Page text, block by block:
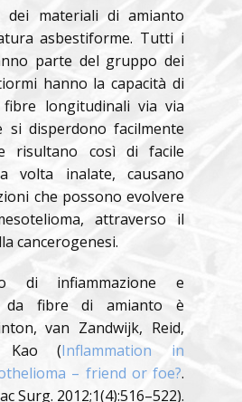
dei materiali di amianto
asbestiforme. Tutti i
parte del gruppo dei
hanno la capacità di
fibre longitudinali via via
si disperdono facilmente
e risultano così di facile
volta inalate, causano
che possono evolvere
attraverso il
cancerogenesi.
di infiammazione e
da fibre di amianto è
van Zandwijk, Reid,
Kao (Inflammation in
– friend or foe?.
Surg. 2012;1(4):516–522).